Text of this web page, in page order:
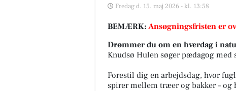
Fredag d. 15. maj 2026 - kl. 13:58
BEMÆRK: Ansøgningsfristen er
Drømmer du om en hverdag i
Knudsø Hulen søger pædagog med
Forestil dig en arbejdsdag, hvor
spirer mellem træer og bakker –